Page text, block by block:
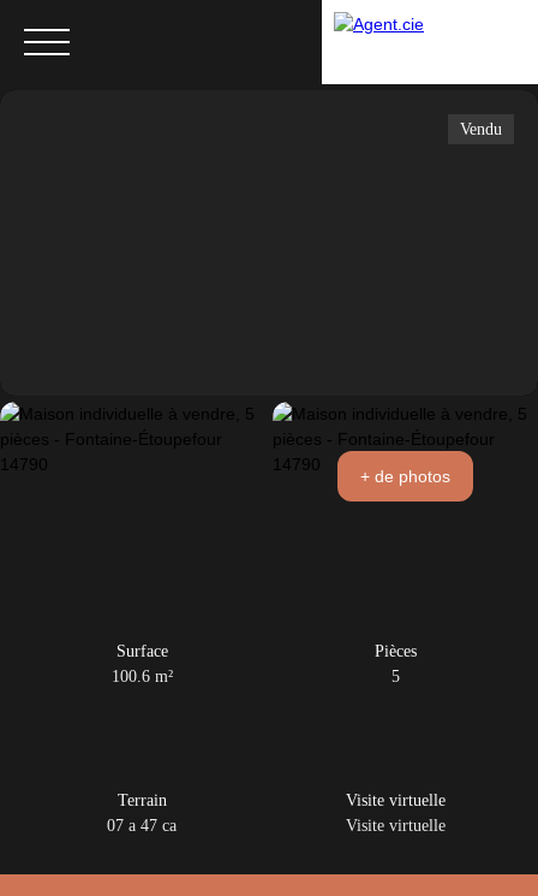
Vendu
+ de photos
Surface
100.6 m²
Pièces
5
Terrain
07 a 47 ca
Visite virtuelle
Visite virtuelle